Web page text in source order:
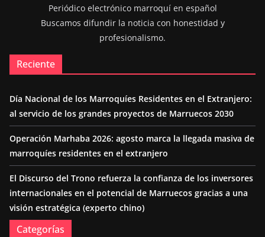
Periódico electrónico marroquí en español
Buscamos difundir la noticia con honestidad y
profesionalismo.
Reciente
Día Nacional de los Marroquíes Residentes en el Extranjero:
al servicio de los grandes proyectos de Marruecos 2030
Operación Marhaba 2026: agosto marca la llegada masiva de
marroquíes residentes en el extranjero
El Discurso del Trono refuerza la confianza de los inversores
internacionales en el potencial de Marruecos gracias a una
visión estratégica (experto chino)
Categorías